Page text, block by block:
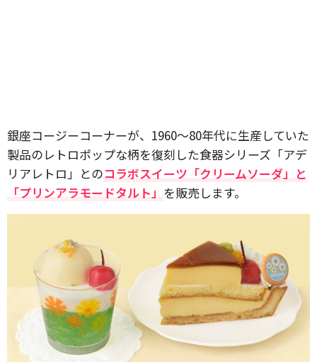
銀座コージーコーナーが、1960～80年代に生産していた
製品のレトロポップな柄を復刻した食器シリーズ「アデ
リアレトロ」とのコラボスイーツ「クリームソーダ」と
「プリンアラモードタルト」 を販売します。